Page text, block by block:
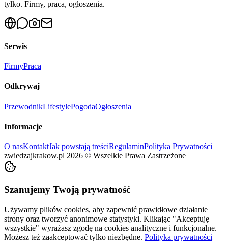
tylko. Firmy, praca, ogłoszenia.
Serwis
FirmyPraca
Odkrywaj
PrzewodnikLifestylePogodaOgłoszenia
Informacje
O nasKontaktJak powstają treściRegulaminPolityka Prywatności
zwiedzajkrakow.pl 2026 © Wszelkie Prawa Zastrzeżone
Szanujemy Twoją prywatność
Używamy plików cookies, aby zapewnić prawidłowe działanie
strony oraz tworzyć anonimowe statystyki. Klikając "Akceptuję
wszystkie" wyrażasz zgodę na cookies analityczne i funkcjonalne.
Możesz też zaakceptować tylko niezbędne. Polityka prywatności